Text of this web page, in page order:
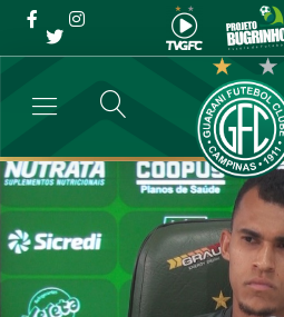
Romércio
do sistema